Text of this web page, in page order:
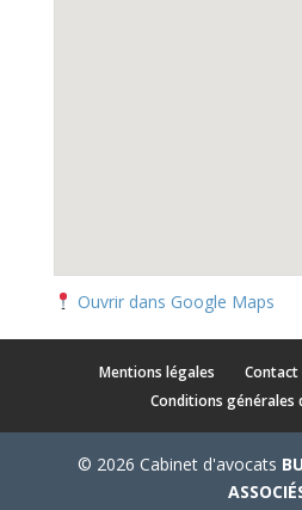
Ouvrir dans Google Maps
Mentions légales
Conditions générales
© 2026 Cabinet d'avocats